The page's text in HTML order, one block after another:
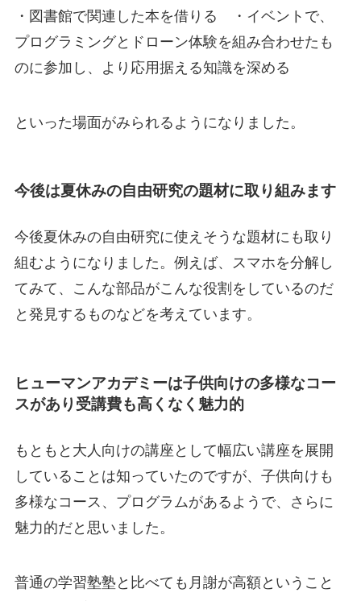
・図書館で関連した本を借りる ・イベントで、
プログラミングとドローン体験を組み合わせたも
のに参加し、より応用据える知識を深める
といった場面がみられるようになりました。
今後は夏休みの自由研究の題材に取り組みます
今後夏休みの自由研究に使えそうな題材にも取り
組むようになりました。例えば、スマホを分解し
てみて、こんな部品がこんな役割をしているのだ
と発見するものなどを考えています。
ヒューマンアカデミーは子供向けの多様なコー
スがあり受講費も高くなく魅力的
もともと大人向けの講座として幅広い講座を展開
していることは知っていたのですが、子供向けも
多様なコース、プログラムがあるようで、さらに
魅力的だと思いました。
普通の学習塾塾と比べても月謝が高額ということ